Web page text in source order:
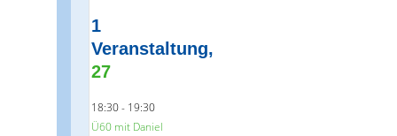
1
Veranstaltung,
27
18:30- 19:30
Ü60 mit Daniel